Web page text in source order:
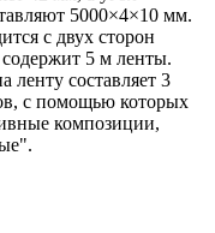
5000×4×10 мм.
с двух сторон
5 м ленты.
ленту составляет 3
с помощью которых
композиции,